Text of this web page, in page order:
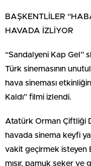
BAŞKENTLİLER
HAVADA İZLİYOR
“Sandalyeni Kap Gel”
Türk sinemasının
hava sineması
Kaldı” filmi izlendi.
Atatürk Orman Çiftliği
havada sinema keyfi
vakit geçirmek isteyen
mısır, pamuk şeker ve